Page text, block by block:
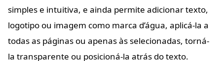
simples e intuitiva, e ainda permite adicionar texto,
logotipo ou imagem como marca d’água, aplicá-la a
todas as páginas ou apenas às selecionadas, torná-
la transparente ou posicioná-la atrás do texto.